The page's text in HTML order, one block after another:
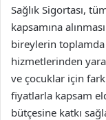
Sağlık Sigortası,
kapsamına
bireylerin
hizmetlerinden
ve çocuklar için
fiyatlarla kapsam
bütçesine katkı